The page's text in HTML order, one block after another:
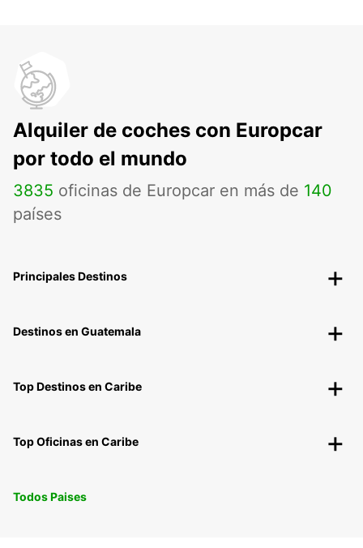
Alquiler de coches con Europcar
por todo el mundo
3835 oficinas de Europcar en más de 140
países
Principales Destinos
Destinos en Guatemala
Top Destinos en Caribe
Top Oficinas en Caribe
Todos Paises